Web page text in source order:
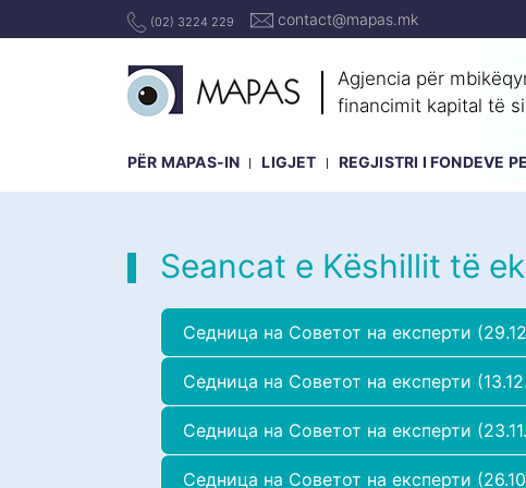
(02) 3224 229 contact@mapas.mk
Agjencia për
financimit kapital të
PËR MAPAS-IN LIGJET REGJISTRI I FONDEVE
Seancat e Këshillit të
Седница на Советот на експерти
Седница на Советот на експерти
Седница на Советот на експерти
Седница на Советот на експерти